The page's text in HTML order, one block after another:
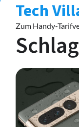
content
Tech
Zum Handy-